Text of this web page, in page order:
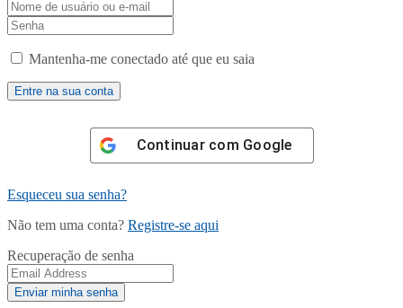
Mantenha-me conectado até que eu saia
Continuar com Google
Esqueceu sua senha?
Não tem uma conta? Registre-se aqui
Recuperação de senha